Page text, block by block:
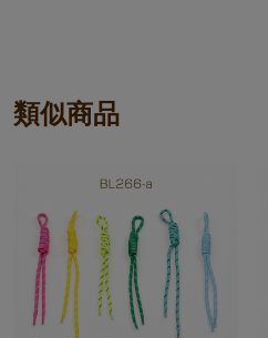
類似商品